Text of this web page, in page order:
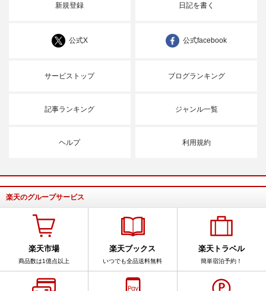
新規登録 日記を書く
公式X 公式facebook
サービストップ ブログランキング
記事ランキング ジャンル一覧
ヘルプ 利用規約
楽天のグループサービス
楽天市場
商品数は1億点以上
楽天ブックス
いつでも全品送料無料
楽天トラベル
簡単宿泊予約！